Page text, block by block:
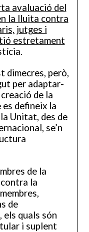
avaluació del
la lluita contra
jutges i
estretament
dimecres, però,
per adaptar-
de la
defineix la
Unitat, des de
se’n
de la
la
de
quals són
i suplent